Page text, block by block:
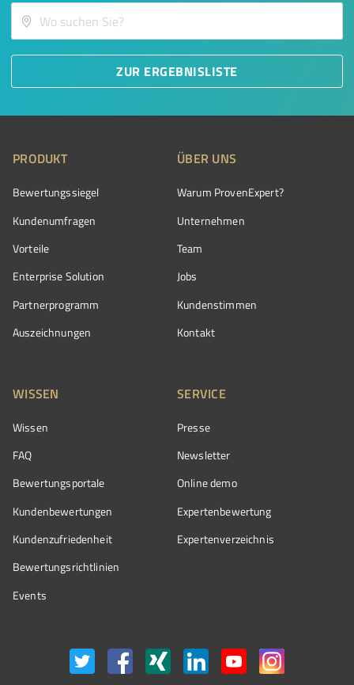
ZUR ERGEBNISLISTE
PRODUKT
Bewertungssiegel
Kundenumfragen
Vorteile
Enterprise Solution
Partnerprogramm
Auszeichnungen
ÜBER UNS
Warum ProvenExpert?
Unternehmen
Team
Jobs
Kundenstimmen
Kontakt
WISSEN
Wissen
FAQ
Bewertungsportale
Kundenbewertungen
Kundenzufriedenheit
Bewertungs­richtlinien
Events
SERVICE
Presse
Newsletter
Online demo
Expertenbewertung
Expertenverzeichnis